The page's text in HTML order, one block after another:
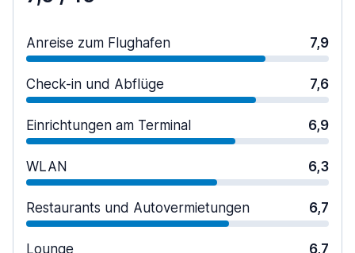
Anreise zum Flughafen 7,9
Check-in und Abflüge 7,6
Einrichtungen am Terminal 6,9
WLAN 6,3
Restaurants und Autovermietungen 6,7
Lounge 6,7